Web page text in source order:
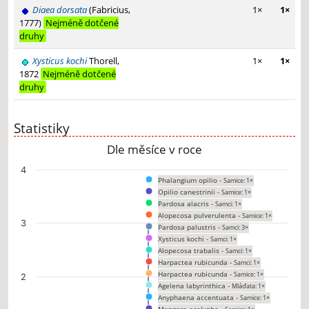
Diaea dorsata(Fabricius,
1777) Nejméně dotčené
druhy
1× 1×
Xysticus kochiThorell,
1872 Nejméně dotčené
druhy
1× 1×
Statistiky
Dle měsíce v roce
Chart
The chart has 1 X axis displaying categories.
The chart has 1 Y axis displaying values. Data ranges from 0 to 3.
Phalangium opilio - Samice: 1×
Opilio canestrinii - Samice: 1×
Pardosa alacris - Samci: 1×
Alopecosa pulverulenta - Samice: 1×
Pardosa palustris - Samci: 3×
Xysticus kochi - Samci: 1×
Alopecosa trabalis - Samci: 1×
Harpactea rubicunda - Samci: 1×
Harpactea rubicunda - Samice: 1×
Agelena labyrinthica - Mláďata: 1×
Anyphaena accentuata - Samice: 1×
2
3
4